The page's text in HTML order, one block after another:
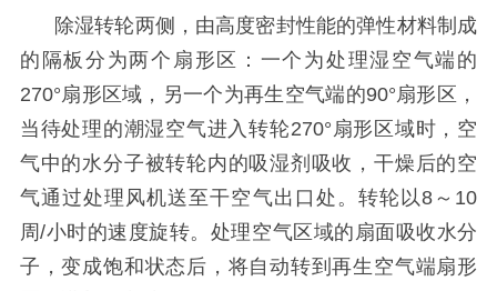
除湿转轮两侧，由高度密封性能的弹性材料制成
的隔板分为两个扇形区：一个为处理湿空气端的
270°扇形区域，另一个为再生空气端的90°扇形区，
当待处理的潮湿空气进入转轮270°扇形区域时，空
气中的水分子被转轮内的吸湿剂吸收，干燥后的空
气通过处理风机送至干空气出口处。转轮以8～10
周/小时的速度旋转。处理空气区域的扇面吸收水分
子，变成饱和状态后，将自动转到再生空气端扇形